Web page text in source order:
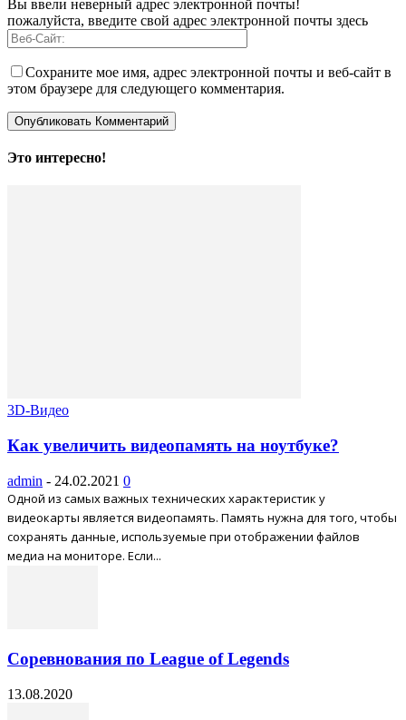
Вы ввели неверный адрес электронной почты!
пожалуйста, введите свой адрес электронной почты здесь
Сохраните мое имя, адрес электронной почты и веб-сайт в
этом браузере для следующего комментария.
Это интересно!
3D-Видео
Как увеличить видеопамять на ноутбуке?
admin - 24.02.2021 0
Одной из самых важных технических характеристик у
видеокарты является видеопамять. Память нужна для того, чтобы
сохранять данные, используемые при отображении файлов
медиа на мониторе. Если...
Соревнования по League of Legends
13.08.2020